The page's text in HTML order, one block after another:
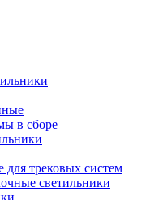
в сборе
трековых систем
светильники